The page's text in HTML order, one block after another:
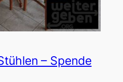
– Spende